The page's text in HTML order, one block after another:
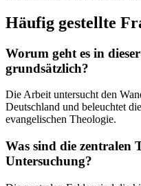
Häufig gestellte
Worum geht es in
grundsätzlich?
Die Arbeit untersucht den
Deutschland und beleuchtet
evangelischen Theologie.
Was sind die zentralen
Untersuchung?